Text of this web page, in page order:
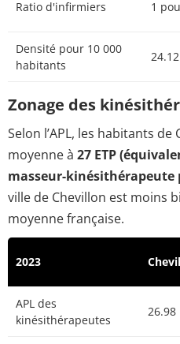
Ratio d'infirmiers 1
Densité pour 10 000
habitants
Zonage des
Selon l’APL, les habitants
moyenne à 27 ETP
masseur-kinésithérapeute
ville de Chevillon est moins
moyenne française.
2023
APL des
kinésithérapeutes
26.98